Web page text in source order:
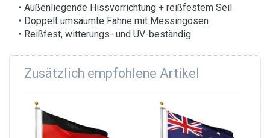
• Außenliegende Hissvorrichtung + reißfestem Seil
• Doppelt umsäumte Fahne mit Messingösen
• Reißfest, witterungs- und UV-beständig
Zusätzlich empfohlene Artikel